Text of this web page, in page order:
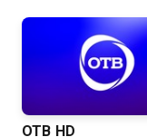
ОТВ HD